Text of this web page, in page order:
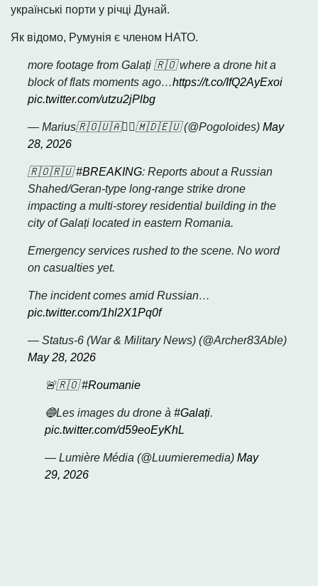
українські порти у річці Дунай.
Як відомо, Румунія є членом НАТО.
more footage from Galați 🇷🇴 where a drone hit a
block of flats moments ago…https://t.co/IfQ2AyExoi
pic.twitter.com/utzu2jPlbg
— Marius🇷🇴🇺🇦🏴‍☠️🇲🇩🇪🇺 (@Pogoloides) May
28, 2026
🇷🇴🇷🇺#BREAKING: Reports about a Russian
Shahed/Geran-type long-range strike drone
impacting a multi-storey residential building in the
city of Galați located in eastern Romania.
Emergency services rushed to the scene. No word
on casualties yet.
The incident comes amid Russian…
pic.twitter.com/1hl2X1Pq0f
— Status-6 (War & Military News) (@Archer83Able)
May 28, 2026
🚨🇷🇴#Roumanie
🔵Les images du drone à #Galați.
pic.twitter.com/d59eoEyKhL
— Lumière Média (@Luumieremedia) May
29, 2026